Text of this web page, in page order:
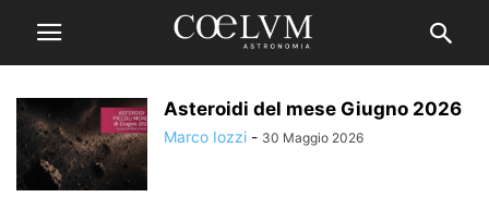
Asteroidi del mese Giugno 2026
Marco Iozzi - 30 Maggio 2026